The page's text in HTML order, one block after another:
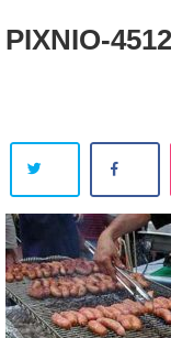
PIXNIO-